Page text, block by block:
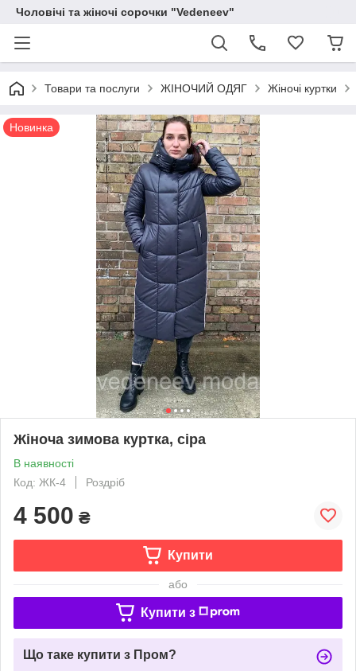
Чоловічі та жіночі сорочки "Vedeneev"
Товари та послуги ЖІНОЧИЙ ОДЯГ Жіночі куртки
Новинка
Жіноча зимова куртка, сіра
В наявності
Код: ЖК-4
Роздріб
4 500 ₴
Купити
або
Купити з
Що таке купити з Пром?